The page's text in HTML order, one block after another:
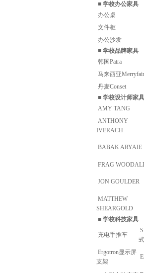
■ 学校办公家具
办公桌
文件柜
办公沙发
■ 学校品牌家具
韩国Patra
马来西亚Merryfair
丹麦Conset
■ 学校设计师家具
AMY TANG
ANTHONY
IVERACH
BABAK ARYAIE
FRAG
JON GOULDER
MATTHEW
SHEARGOLD
■ 学校科技家具
充电手推车
Ergotron显示屏
支架